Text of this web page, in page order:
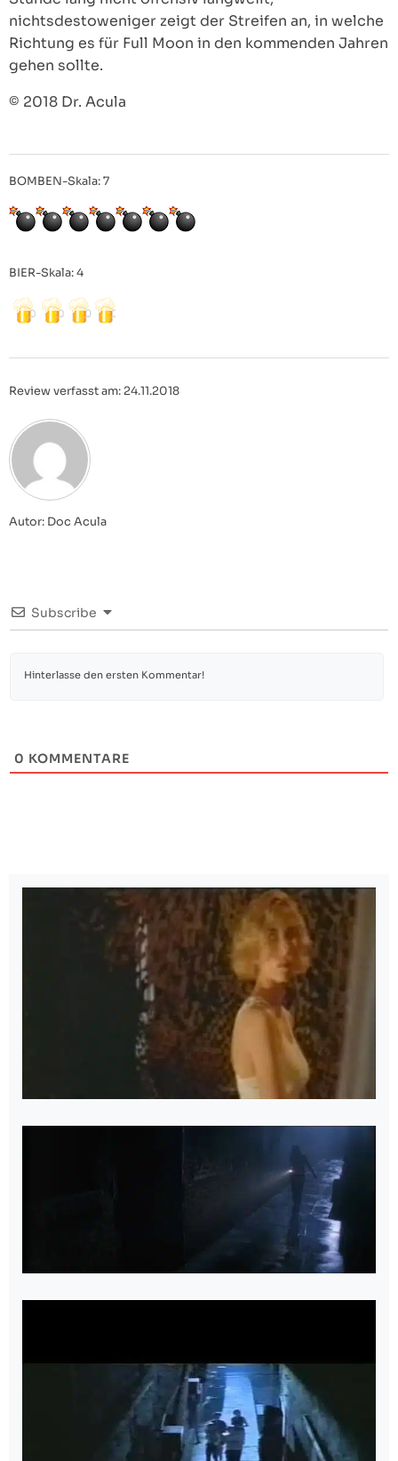
nichtsdestoweniger zeigt der Streifen an, in welche
Richtung es für Full Moon in den kommenden Jahren
gehen sollte.
© 2018 Dr. Acula
BOMBEN-Skala: 7
BIER-Skala: 4
Review verfasst am: 24.11.2018
Autor: Doc Acula
Subscribe
0 KOMMENTARE